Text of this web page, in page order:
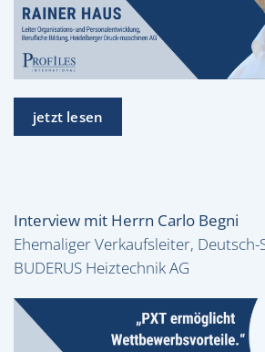
jetzt lesen
Interview mit Herrn Carlo Begni
Ehemaliger Verkaufsleiter, Deutsch-
BUDERUS Heiztechnik AG